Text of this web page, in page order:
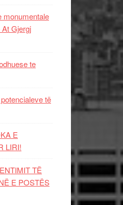
monumentale
Gjergj
te
të
E
LIRI!
TË
E POSTËS